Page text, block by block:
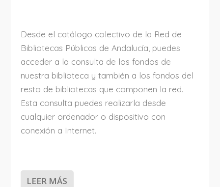
Desde el catálogo colectivo de la Red de
Bibliotecas Públicas de Andalucía, puedes
acceder a la consulta de los fondos de
nuestra biblioteca y también a los fondos del
resto de bibliotecas que componen la red.
Esta consulta puedes realizarla desde
cualquier ordenador o dispositivo con
conexión a Internet.
LEER MÁS